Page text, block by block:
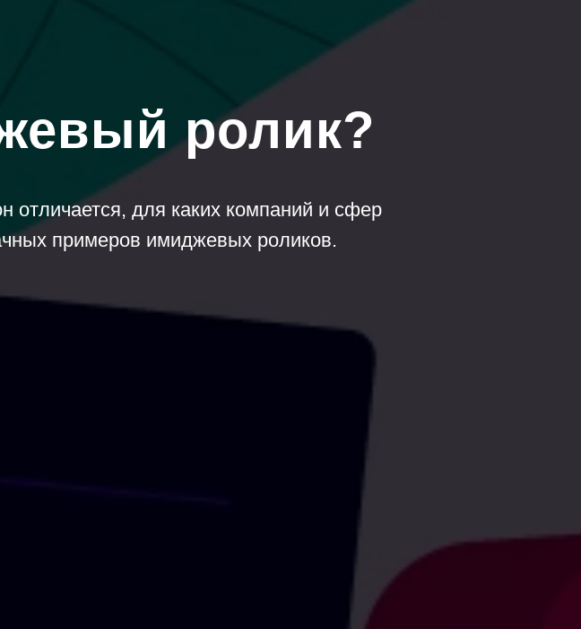
ролик?
отличается, для каких компаний и сфер
примеров имиджевых роликов.